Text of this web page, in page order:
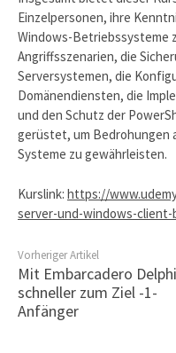
Einzelpersonen, ihre
Windows-Betriebssysteme
Angriffsszenarien, die
Serversystemen, die
Domänendiensten, die
und den Schutz der
gerüstet, um Bedrohungen
Systeme zu gewährleisten.
Kurslink: https://
server-und-windows-
Vorheriger Artikel
Mit Embarcadero Delphi
schneller zum Ziel -1-
Anfänger